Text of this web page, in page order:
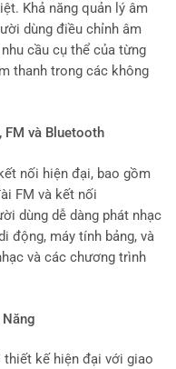
Khả năng quản lý âm
dùng điều chỉnh âm
cầu cụ thể của từng
thanh trong các không
FM và Bluetooth
nối hiện đại, bao gồm
FM và kết nối
dùng dễ dàng phát nhạc
động, máy tính bảng, và
và các chương trình
thiết kế hiện đại với giao